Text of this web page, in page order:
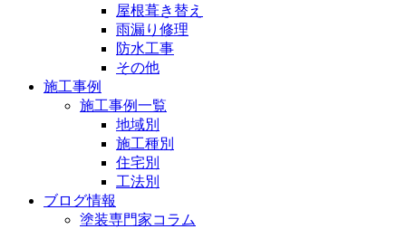
屋根葺き替え
雨漏り修理
防水工事
その他
施工事例
施工事例一覧
地域別
施工種別
住宅別
工法別
ブログ情報
塗装専門家コラム